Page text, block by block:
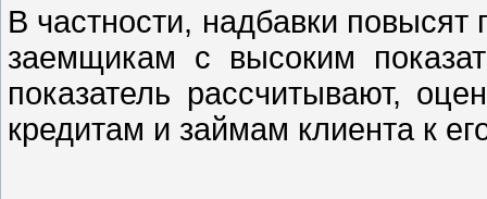
В частности, надбавки
заемщикам с высоким
показатель рассчитывают,
кредитам и займам клиента к